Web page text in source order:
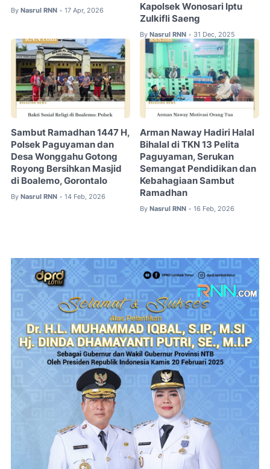
By Nasrul RNN • 17 Apr, 2026
Kapolsek Wonosari Iptu
Zulkifli Saeng
By Nasrul RNN • 31 Dec, 2025
Sambut Ramadhan 1447 H,
Polsek Paguyaman dan
Desa Wonggahu Gotong
Royong Bersihkan Masjid
di Boalemo, Gorontalo
By Nasrul RNN • 14 Feb, 2026
Arman Naway Hadiri Halal
Bihalal di TKN 13 Pelita
Paguyaman, Serukan
Semangat Pendidikan dan
Kebahagiaan Sambut
Ramadhan
By Nasrul RNN • 16 Feb, 2026